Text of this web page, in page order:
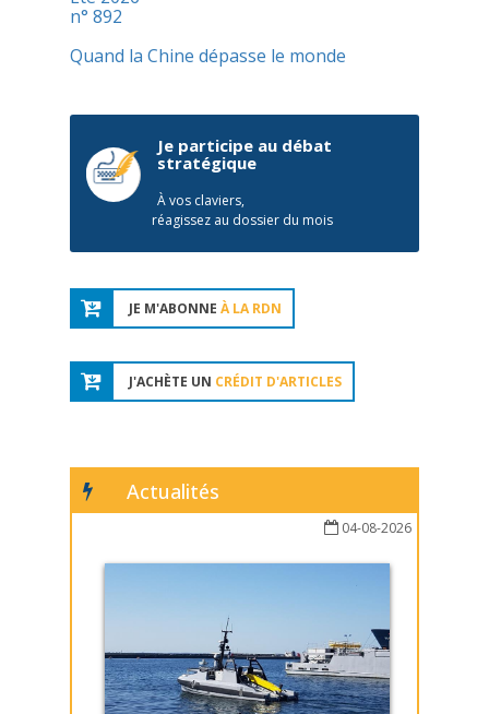
n° 892
Quand la Chine dépasse le monde
Je participe au débat
stratégique
À vos claviers,
réagissez au dossier du mois
JE M'ABONNE À LA RDN
J'ACHÈTE UN CRÉDIT D'ARTICLES
Actualités
04-08-2026